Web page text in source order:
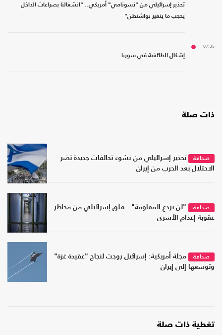
تحذير إسرائيلي من "تسونامي" أمريكي.. "انشغالنا بصراعات الداخل
يحجب ما يتغير بواشنطن"
07:35
إشكال الطائفية في سوريا
ذات صلة
صحافة
تحذير إسرائيلي من نشوء تحالفات جديدة تضر
الاحتلال بعد الحرب من إيران
صحافة
"لن يردع المقاومة".. قلق إسرائيلي من مخاطر
عقوبة إعدام الأسرى
صحافة
مجلة أمريكية: إسرائيل روجت لنجاح "عقيدة غزة"
وتوسعها إلى إيران
تغطية ذات صلة